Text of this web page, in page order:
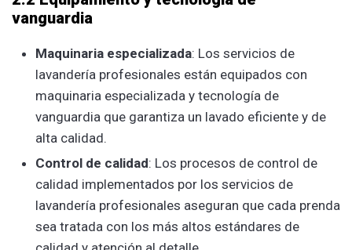
vanguardia
Maquinaria especializada: Los servicios de
lavandería profesionales están equipados con
maquinaria especializada y tecnología de
vanguardia que garantiza un lavado eficiente y de
alta calidad.
Control de calidad: Los procesos de control de
calidad implementados por los servicios de
lavandería profesionales aseguran que cada prenda
sea tratada con los más altos estándares de